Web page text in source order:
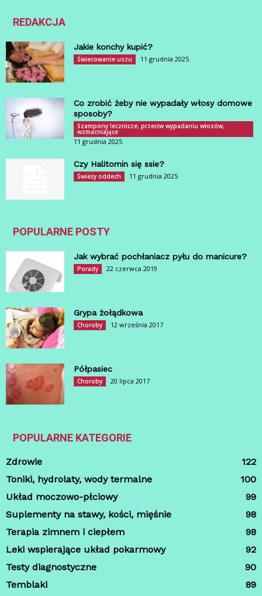
REDAKCJA
Jakie konchy kupić?
Świecowanie uszu 11 grudnia 2025
Co zrobić żeby nie wypadały włosy domowe
sposoby?
Szampony lecznicze, przeciw wypadaniu włosów,
wzmacniające
11 grudnia 2025
Czy Halitomin się ssie?
Świeży oddech 11 grudnia 2025
POPULARNE POSTY
Jak wybrać pochłaniacz pyłu do manicure?
Porady 22 czerwca 2019
Grypa żołądkowa
Choroby 12 września 2017
Półpasiec
Choroby 20 lipca 2017
POPULARNE KATEGORIE
Zdrowie
122
Toniki, hydrolaty, wody termalne
100
Układ moczowo-płciowy
99
Suplementy na stawy, kości, mięśnie
98
Terapia zimnem i ciepłem
98
Leki wspierające układ pokarmowy
92
Testy diagnostyczne
90
Temblaki
89